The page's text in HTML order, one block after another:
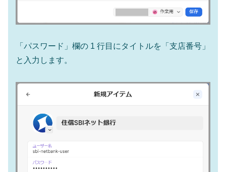
「パスワード」欄の 1 行目にタイトルを「支店番号」
と入力します。